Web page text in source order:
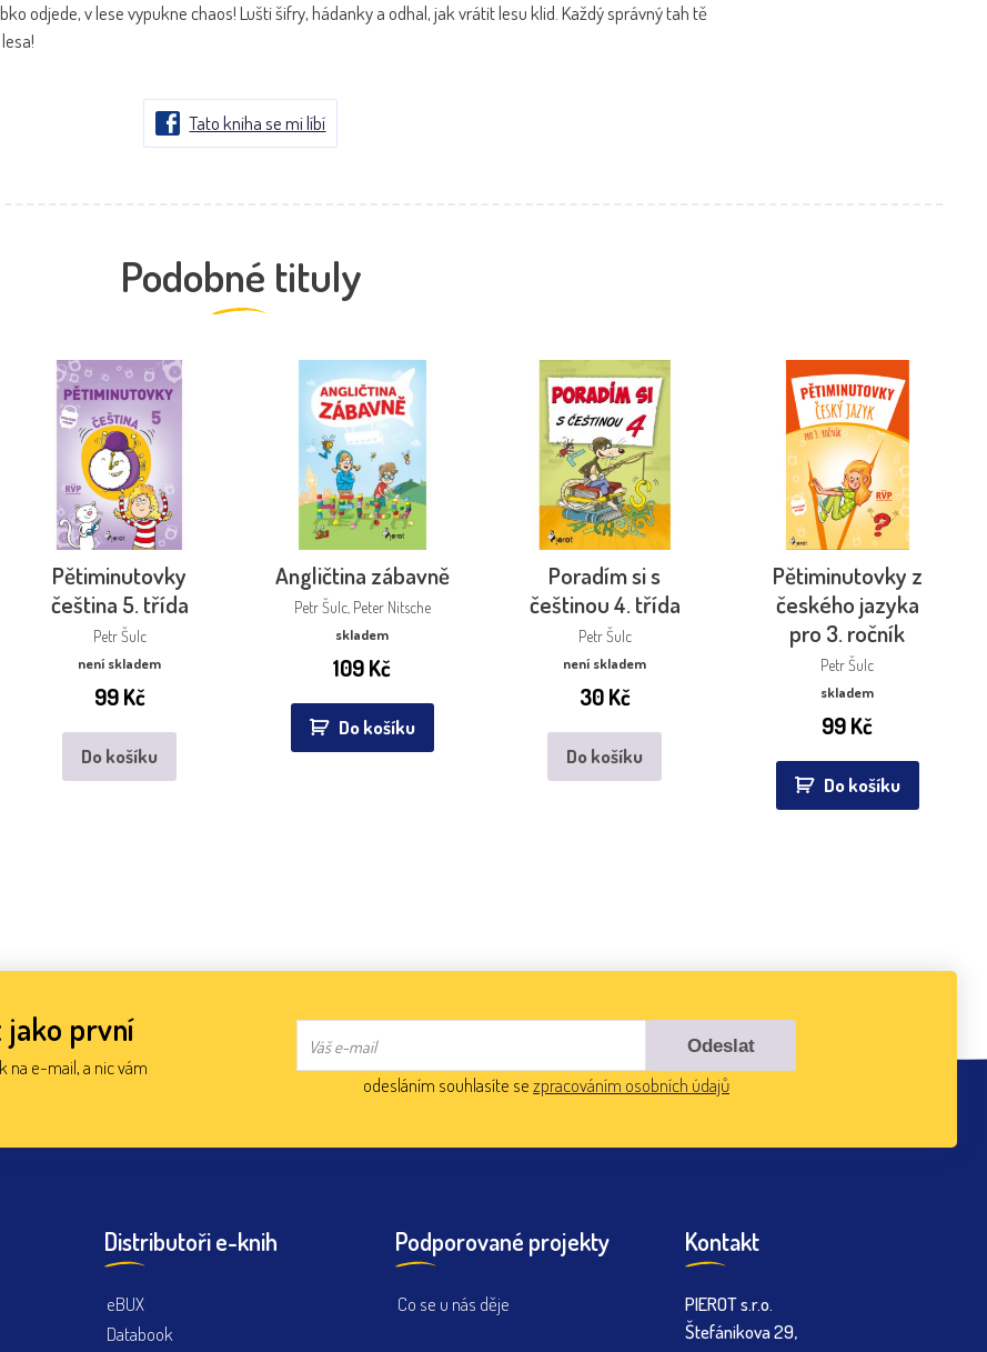
odjede, v lese vypukne chaos! Lušti šifry, hádanky a odhal, jak vrátit lesu klid. Každý správný tah tě
Tato kniha se mi líbí
Podobné tituly
Pětiminutovky
čeština 5. třída
Petr Šulc
není skladem
99Kč
Do košíku
Angličtina zábavně
Petr Šulc, Peter Nitsche
skladem
109Kč
Do košíku
Poradím si s
češtinou 4. třída
Petr Šulc
není skladem
30Kč
Do košíku
Pětiminutovky z
českého jazyka
pro 3. ročník
Petr Šulc
skladem
99Kč
Do košíku
jako první
na e-mail, a nic vám
odesláním souhlasíte sezpracováním osobních údajů
Distributoři e-knih
eBUX
Databook
Podporované projekty
Co se u nás děje
Kontakt
PIEROT s.r.o.
Štefánikova 29,